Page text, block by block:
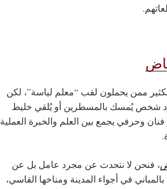
ممن يحملون لقب “معلم لياسة”، لكن
شخص يُمسك بالمسطرين أو يُلقي خليط
وحرفي يجمع بين العلم والخبرة العملية
، فنحن لا نتحدث عن مجرد عامل بل عن
في أجواء المدينة ومناخها القاسي،